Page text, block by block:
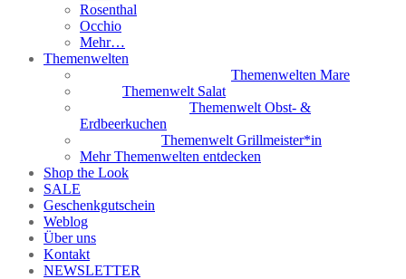
Rosenthal
Occhio
Mehr…
Themenwelten
Themenwelten Mare
Themenwelt Salat
Themenwelt Obst- &
Erdbeerkuchen
Themenwelt Grillmeister*in
Mehr Themenwelten entdecken
Shop the Look
SALE
Geschenkgutschein
Weblog
Über uns
Kontakt
NEWSLETTER